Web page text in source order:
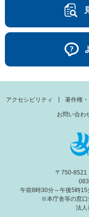
アクセシビリティ 著作権
お問い合わ
〒750-
午前8時30分～午後5時15
※本庁舎等の窓口
法人